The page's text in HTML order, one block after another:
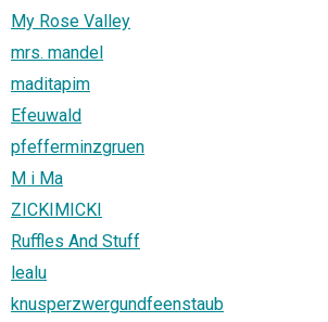
My Rose Valley
mrs. mandel
maditapim
Efeuwald
pfefferminzgruen
M i Ma
ZICKIMICKI
Ruffles And Stuff
lealu
knusperzwergundfeenstaub